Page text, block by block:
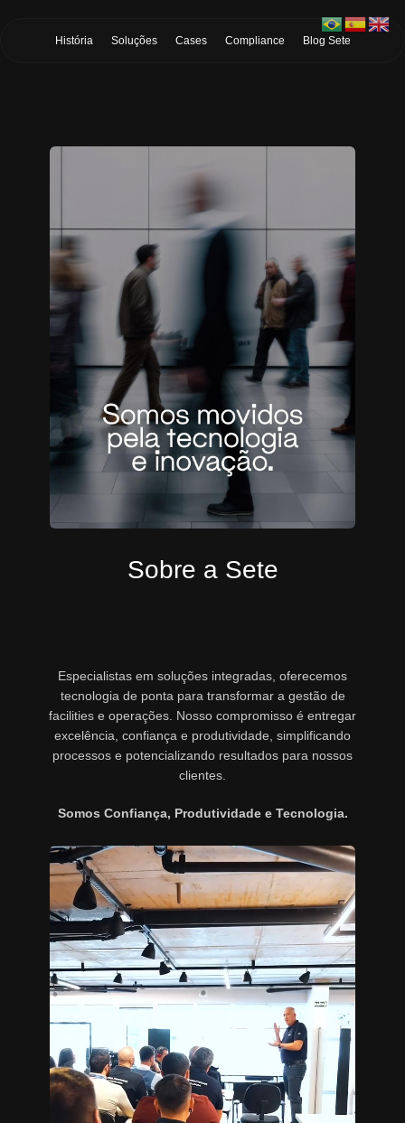
História Soluções Cases Compliance Blog Sete
Sobre a Sete
Especialistas em soluções integradas, oferecemos
tecnologia de ponta para transformar a gestão de
facilities e operações. Nosso compromisso é entregar
excelência, confiança e produtividade, simplificando
processos e potencializando resultados para nossos
clientes.
Somos Confiança, Produtividade e Tecnologia.